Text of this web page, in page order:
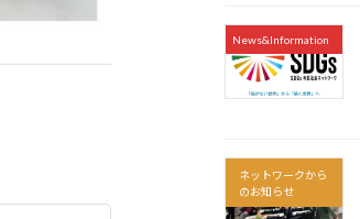
News&Information
ネットワークから
のお知らせ